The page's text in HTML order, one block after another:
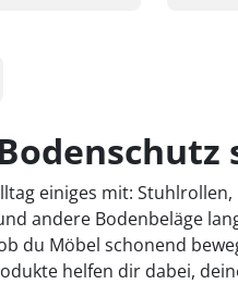
einiges mit:
andere Bodenbeläge
du Möbel schonend
helfen dir dabei,